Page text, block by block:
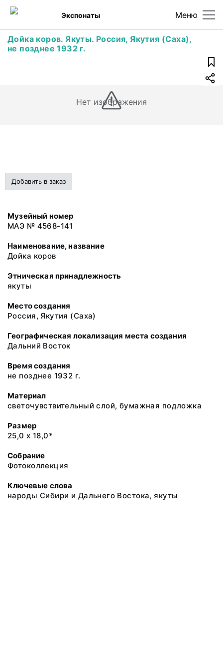
Меню
Экспонаты
Дойка коров. Якуты. Россия, Якутия (Саха),
не позднее 1932 г.
Нет изображения
Добавить в заказ
Музейный номер
МАЭ № 4568-141
Наименование, название
Дойка коров
Этническая принадлежность
якуты
Место создания
Россия, Якутия (Саха)
Географическая локализация места создания
Дальний Восток
Время создания
не позднее 1932 г.
Материал
светочувствительный слой, бумажная подложка
Размер
25,0 х 18,0*
Собрание
Фотоколлекция
Ключевые слова
народы Сибири и Дальнего Востока, якуты